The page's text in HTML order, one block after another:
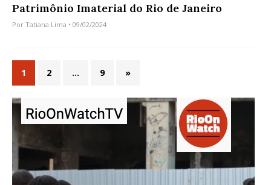
Patrimônio Imaterial do Rio de Janeiro
Por Tatiana Lima • 09/02/2024
1 2 … 9 »